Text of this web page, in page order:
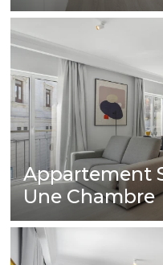
Appartement
Une Chambre